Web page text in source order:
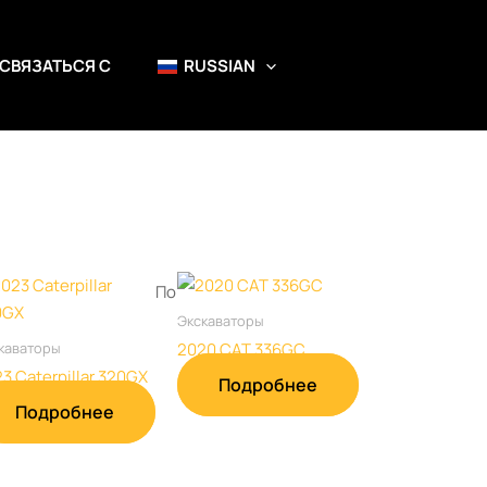
СВЯЗАТЬСЯ С RUSSIAN
Caterpillar 320GX
Подробнее
Экскаваторы
2020 CAT 336GC
Подробнее